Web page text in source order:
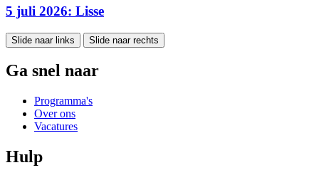
5 juli 2026: Lisse
Slide naar links Slide naar rechts
Ga snel naar
Programma's
Over ons
Vacatures
Hulp